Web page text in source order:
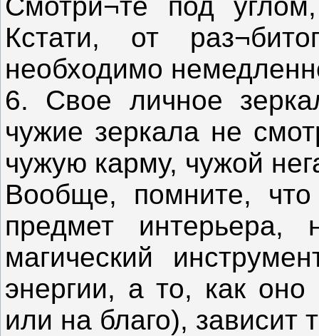
Кстати, от
необходимо
6. Свое личное
чужие зеркала не
чужую карму, чужой
Вообще, помните,
предмет
магический
энергии, а то, как оно
или на благо), зависит